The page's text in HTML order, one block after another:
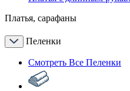
Платья, сарафаны
Пеленки
Смотреть Все Пеленки